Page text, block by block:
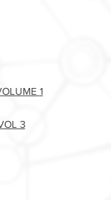
1
3